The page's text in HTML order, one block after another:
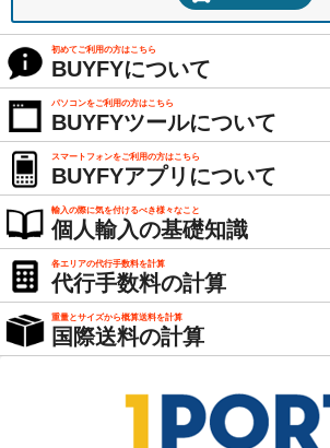
初めてご利用の方はこちら
BUYFYについて
パソコンをご利用の方はこちら
BUYFYツールについて
スマートフォンをご利用の方はこちら
BUYFYアプリについて
輸入の際に気を付けるべき様々なこと
個人輸入の基礎知識
各エリアの代行手数料を計算
代行手数料の計算
重量とサイズから概算送料を計算
国際送料の計算